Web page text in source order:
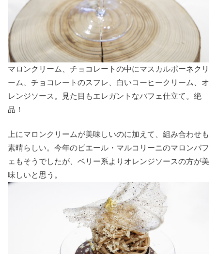
マロンクリーム、チョコレートの中にマスカルポーネクリ
ーム、チョコレートのスフレ、白いコーヒークリーム、オ
レンジソース。見た目もエレガントなパフェ仕立て。絶
品！
上にマロンクリームが美味しいのに加えて、組み合わせも
素晴らしい。今年のピエール・マルコリーニのマロンパフ
ェもそうでしたが、ベリー系よりオレンジソースの方が美
味しいと思う。